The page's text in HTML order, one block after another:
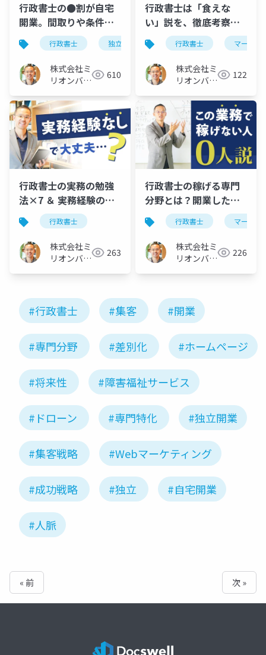
行政書士の●割が自宅
開業。間取りや条件、
レイアウト例を徹底解
説
行政書士 独立開業
株式会社ミ
リオンバリ
610
行政書士は「食えな
い」説を、徹底考察し
てみた行政書士 マーケテ
株式会社ミ
リオンバリ
122
行政書士の実務の勉強
法×7 ＆ 実務経験の積
み方×5。新人さん必見
行政書士
株式会社ミ
リオンバリ
263
行政書士の稼げる専門
分野とは？開業したば
かり・新人さん必見
行政書士 マーケテ
株式会社ミ
リオンバリ
226
#行政書士 #集客 #開業
#専門分野 #差別化 #ホームページ
#将来性 #障害福祉サービス
#ドローン #専門特化 #独立開業
#集客戦略 #Webマーケティング
#成功戦略 #独立 #自宅開業
#人脈
« 前 次 »